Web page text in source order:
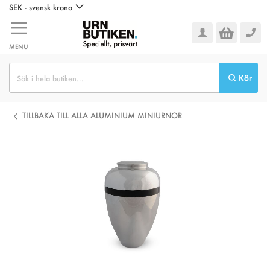
Hoppa
innehållet
SEK - svensk krona
MENU
Kör
TILLBAKA TILL ALLA ALUMINIUM MINIURNOR